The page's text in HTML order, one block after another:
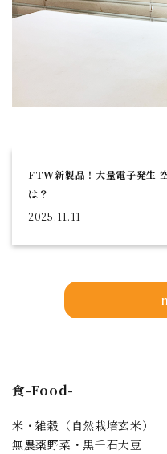
FTW新製品！大量電子発生
は？
2025.11.11
食-Food-
米・雑穀（自然栽培玄米）
無農薬野菜・黒千石大豆